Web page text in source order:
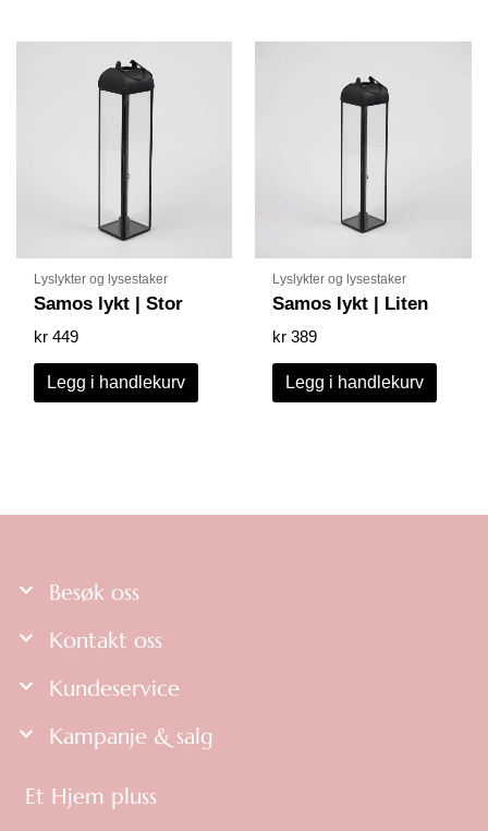
Lyslykter og lysestaker
Samos lykt | Stor
kr 449
Legg i handlekurv
Lyslykter og lysestaker
Samos lykt | Liten
kr 389
Legg i handlekurv
Besøk oss
Kontakt oss
Kundeservice
Kampanje & salg
Et Hjem pluss